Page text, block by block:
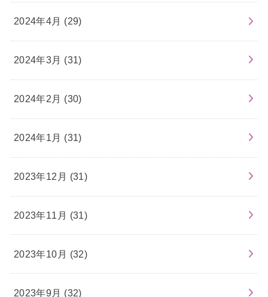
2024年4月 (29)
2024年3月 (31)
2024年2月 (30)
2024年1月 (31)
2023年12月 (31)
2023年11月 (31)
2023年10月 (32)
2023年9月 (32)